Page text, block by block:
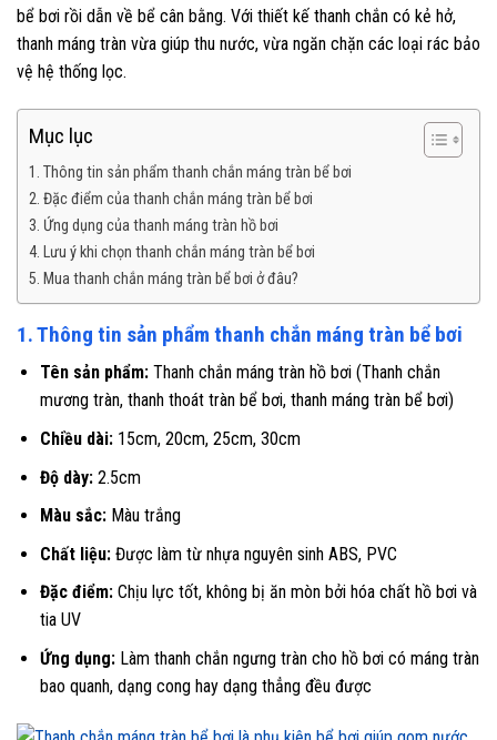
bể bơi rồi dẫn về bể cân bằng. Với thiết kế thanh chắn có kẻ hở,
thanh máng tràn vừa giúp thu nước, vừa ngăn chặn các loại rác bảo
vệ hệ thống lọc.
Mục lục
1. Thông tin sản phẩm thanh chắn máng tràn bể bơi
2. Đặc điểm của thanh chắn máng tràn bể bơi
3. Ứng dụng của thanh máng tràn hồ bơi
4. Lưu ý khi chọn thanh chắn máng tràn bể bơi
5. Mua thanh chắn máng tràn bể bơi ở đâu?
1. Thông tin sản phẩm thanh chắn máng tràn bể bơi
Tên sản phẩm: Thanh chắn máng tràn hồ bơi (Thanh chắn
mương tràn, thanh thoát tràn bể bơi, thanh máng tràn bể bơi)
Chiều dài: 15cm, 20cm, 25cm, 30cm
Độ dày:2.5cm
Màu sắc: Màu trắng
Chất liệu: Được làm từ nhựa nguyên sinh ABS, PVC
Đặc điểm:Chịu lực tốt, không bị ăn mòn bởi hóa chất hồ bơi và
tia UV
Ứng dụng:Làm thanh chắn ngưng tràn cho hồ bơi có máng tràn
bao quanh, dạng cong hay dạng thẳng đều được